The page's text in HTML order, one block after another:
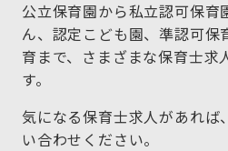
公立保育園から私立認可保育
ん、認定こども園、準認可保
育まで、さまざまな保育士求
す。
気になる保育士求人があれば
い合わせください。